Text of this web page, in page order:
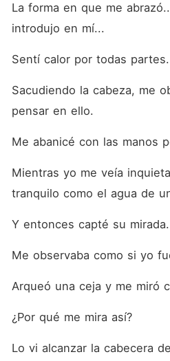
La forma en que me
introdujo en mí...
Sentí calor por todas partes.
Sacudiendo la cabeza, me
pensar en ello.
Me abanicé con las manos
Mientras yo me veía
tranquilo como el agua de
Y entonces capté su
Me observaba como si yo
Arqueó una ceja y me miró
¿Por qué me mira así?
Lo vi alcanzar la cabecera